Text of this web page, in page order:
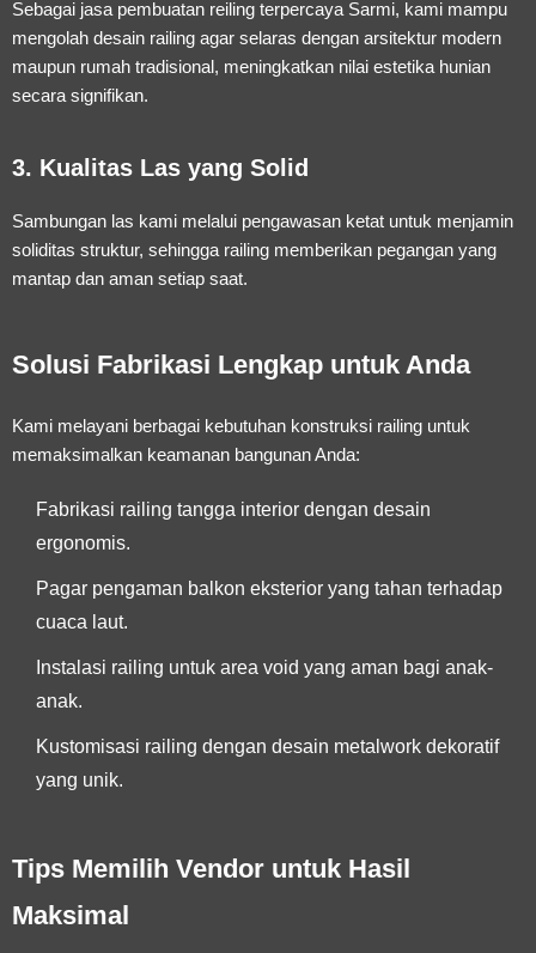
Sebagai jasa pembuatan reiling terpercaya Sarmi, kami mampu
mengolah desain railing agar selaras dengan arsitektur modern
maupun rumah tradisional, meningkatkan nilai estetika hunian
secara signifikan.
3. Kualitas Las yang Solid
Sambungan las kami melalui pengawasan ketat untuk menjamin
soliditas struktur, sehingga railing memberikan pegangan yang
mantap dan aman setiap saat.
Solusi Fabrikasi Lengkap untuk Anda
Kami melayani berbagai kebutuhan konstruksi railing untuk
memaksimalkan keamanan bangunan Anda:
Fabrikasi railing tangga interior dengan desain
ergonomis.
Pagar pengaman balkon eksterior yang tahan terhadap
cuaca laut.
Instalasi railing untuk area void yang aman bagi anak-
anak.
Kustomisasi railing dengan desain metalwork dekoratif
yang unik.
Tips Memilih Vendor untuk Hasil
Maksimal